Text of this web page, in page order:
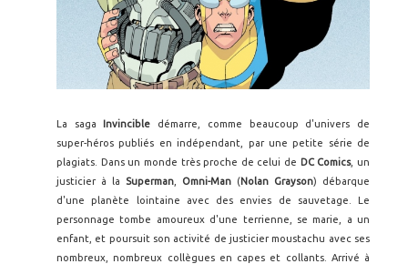
La saga Invincible démarre, comme beaucoup d'univers de
super-héros publiés en indépendant, par une petite série de
plagiats. Dans un monde très proche de celui de DC Comics, un
justicier à la Superman Omni-Man (Nolan Grayson) débarque
d'une planète lointaine avec des envies de sauvetage. Le
personnage tombe amoureux d'une terrienne, se marie, a un
enfant, et poursuit son activité de justicier moustachu avec ses
nombreux, nombreux collègues en capes et collants. Arrivé à